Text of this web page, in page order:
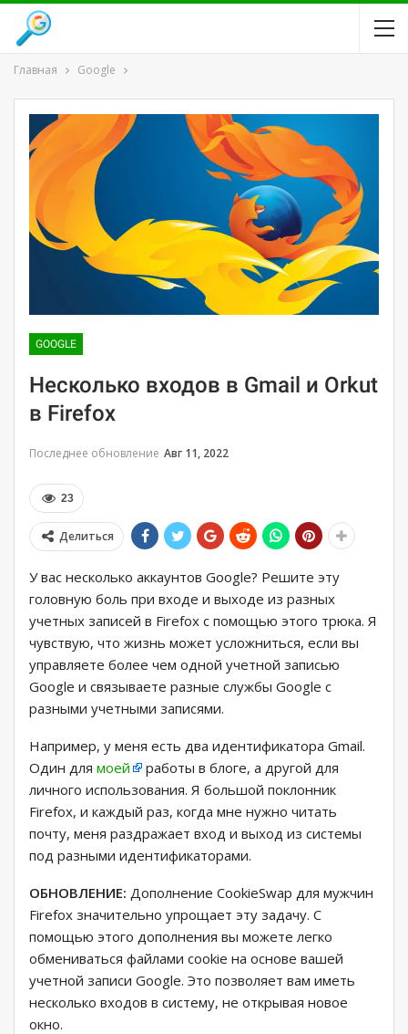
Главная Google
GOOGLE
Несколько входов в Gmail и Orkut
в Firefox
Последнее обновление Авг 11, 2022
23
Делиться
У вас несколько аккаунтов Google? Решите эту
головную боль при входе и выходе из разных
учетных записей в Firefox с помощью этого трюка. Я
чувствую, что жизнь может усложниться, если вы
управляете более чем одной учетной записью
Google и связываете разные службы Google с
разными учетными записями.
Например, у меня есть два идентификатора Gmail.
Один для моей
работы в блоге, а другой для
личного использования. Я большой поклонник
Firefox, и каждый раз, когда мне нужно читать
почту, меня раздражает вход и выход из системы
под разными идентификаторами.
ОБНОВЛЕНИЕ: Дополнение CookieSwap для мужчин
Firefox значительно упрощает эту задачу. С
помощью этого дополнения вы можете легко
обмениваться файлами cookie на основе вашей
учетной записи Google. Это позволяет вам иметь
несколько входов в систему, не открывая новое
окно.